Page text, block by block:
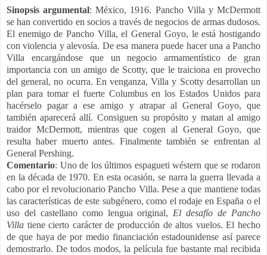
Sinopsis argumental:México, 1916. Pancho Villa y McDermott
se han convertido en socios a través de negocios de armas dudosos.
El enemigo de Pancho Villa, el General Goyo, le está hostigando
con violencia y alevosía. De esa manera puede hacer una a Pancho
Villa encargándose que un negocio armamentístico de gran
importancia con un amigo de Scotty, que le traiciona en provecho
del general, no ocurra. En venganza, Villa y Scotty desarrollan un
plan para tomar el fuerte Columbus en los Estados Unidos para
hacérselo pagar a ese amigo y atrapar al General Goyo, que
también aparecerá allí. Consiguen su propósito y matan al amigo
traidor McDermott, mientras que cogen al General Goyo, que
resulta haber muerto antes. Finalmente también se enfrentan al
General Pershing.
Comentario: Uno de los últimos espagueti wéstern que se rodaron
en la década de 1970. En esta ocasión, se narra la guerra llevada a
cabo por el revolucionario Pancho Villa. Pese a que mantiene todas
las características de este subgénero, como el rodaje en España o el
uso del castellano como lengua original, El desafío de Pancho
Villa tiene cierto carácter de producción de altos vuelos. El hecho
de que haya de por medio financiación estadounidense así parece
demostrarlo. De todos modos, la película fue bastante mal recibida